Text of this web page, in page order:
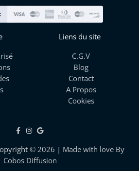
Liens du site
C.G.V
Blog
Contact
A Propos
Cookies
© 2026 | Made with love By
Cobos Diffusion